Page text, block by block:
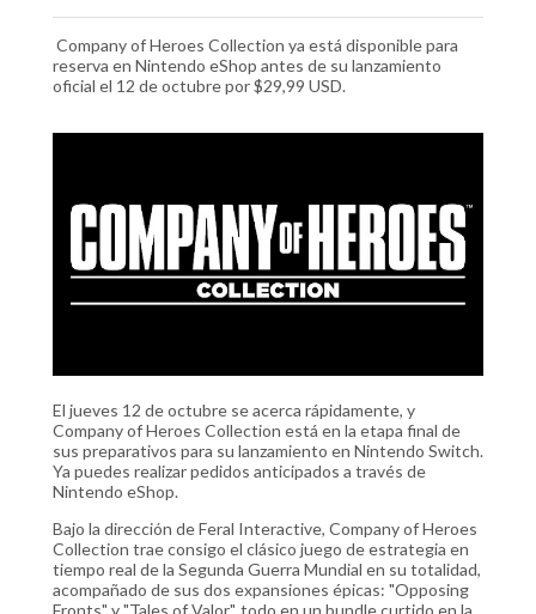
Company of Heroes Collection ya está disponible para
reserva en Nintendo eShop antes de su lanzamiento
oficial el 12 de octubre por $29,99 USD.
El jueves 12 de octubre se acerca rápidamente, y
Company of Heroes Collection está en la etapa final de
sus preparativos para su lanzamiento en Nintendo Switch.
Ya puedes realizar pedidos anticipados a través de
Nintendo eShop.
Bajo la dirección de Feral Interactive, Company of Heroes
Collection trae consigo el clásico juego de estrategia en
tiempo real de la Segunda Guerra Mundial en su totalidad,
acompañado de sus dos expansiones épicas: "Opposing
Fronts" y "Tales of Valor", todo en un bundle curtido en la